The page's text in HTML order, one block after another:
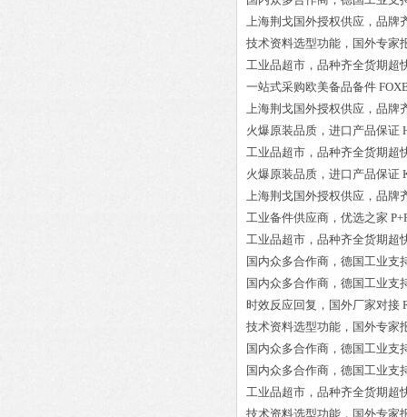
上海荆戈国外授权供应，品牌
技术资料选型功能，国外专家
工业品超市，品种齐全货期超
一站式采购欧美备品备件
上海荆戈国外授权供应，品牌
火爆原装品质，进口产品保证
工业品超市，品种齐全货期超
火爆原装品质，进口产品保证
上海荆戈国外授权供应，品牌
工业备件供应商，优选之家
工业品超市，品种齐全货期超
国内众多合作商，德国工业支
国内众多合作商，德国工业支
时效反应回复，国外厂家对接
技术资料选型功能，国外专家
国内众多合作商，德国工业支
国内众多合作商，德国工业支
工业品超市，品种齐全货期超
技术资料选型功能，国外专家